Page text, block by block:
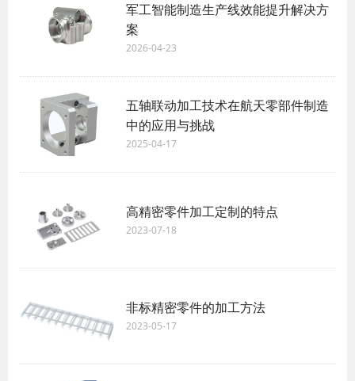
军工智能制造生产线效能提升解决方
案
2026-04-23
五轴联动加工技术在航天零部件制造
中的应用与挑战
2025-04-17
高精密零件加工定制的特点
2023-07-18
非标精密零件的加工方法
2023-05-17